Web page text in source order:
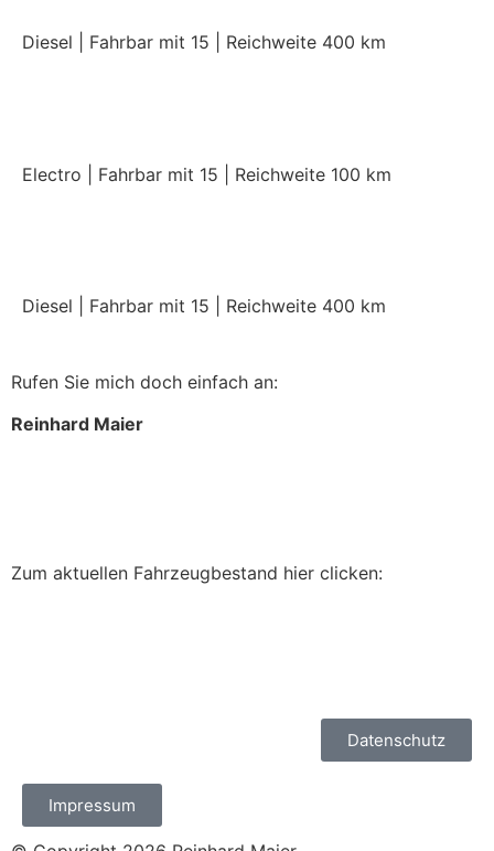
Diesel | Fahrbar mit 15 | Reichweite 400 km
Electro | Fahrbar mit 15 | Reichweite 100 km
Diesel | Fahrbar mit 15 | Reichweite 400 km
Rufen Sie mich doch einfach an:
Reinhard Maier
Zum aktuellen Fahrzeugbestand hier clicken:
Datenschutz
Impressum